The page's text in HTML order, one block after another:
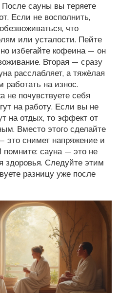
сауны вы теряете
Если не восполнить,
что
или усталости. Пейте
избегайте кофеина — он
Вторая — сразу
расслабляет, а тяжёлая
работать на износ.
не почувствуете себя
на работу. Если вы не
на отдых, то эффект от
Вместо этого сделайте
это снимет напряжение и
сауна — это не
здоровья. Следуйте этим
разницу уже после